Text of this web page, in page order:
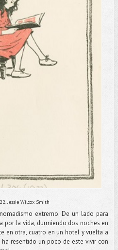
Jessie Wilcox Smith
extremo. De un lado para
por la vida, durmiendo dos noches en
en otra, cuatro en un hotel y vuelta a
resentido un poco de este vivir con